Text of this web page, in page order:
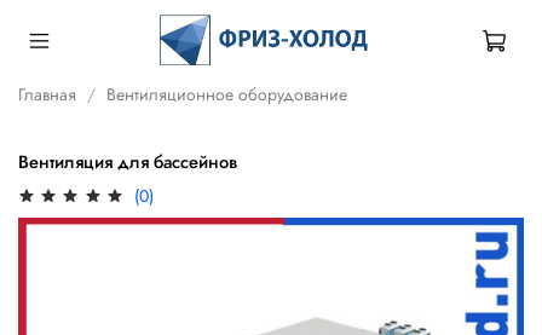
Главная Вентиляционное оборудование
Вентиляция для бассейнов
(0)